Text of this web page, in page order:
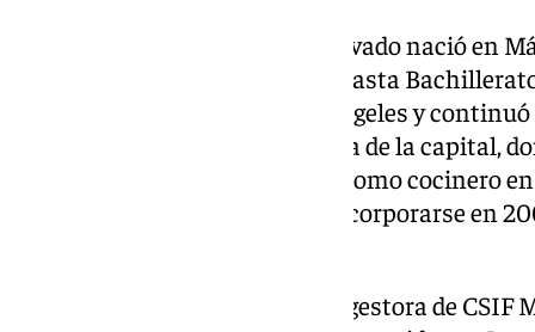
Francisco Javier Domínguez Lavado nació en
dos hijos, realizó sus estudios hasta
Secundaria Miraflores de los Ángeles y
superiores en el IES La Rosaleda de la capital,
Gastronomía. Presta servicios como cocinero
Universitario de Málaga tras incorporarse en
Domínguez es presidente de la gestora de CSIF